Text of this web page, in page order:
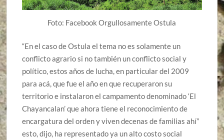
Foto: Facebook Orgullosamente Ostula
“En el caso de Ostula el tema no es solamente un
conflicto agrario si no también un conflicto social y
político, estos años de lucha, en particular del 2009
para acá, que fue el año en que recuperaron su
territorio e instalaron el campamento denominado ‘El
Chayancalan’ que ahora tiene el reconocimiento de
encargatura del orden y viven decenas de familias ahí”
esto, dijo, ha representado ya un alto costo social